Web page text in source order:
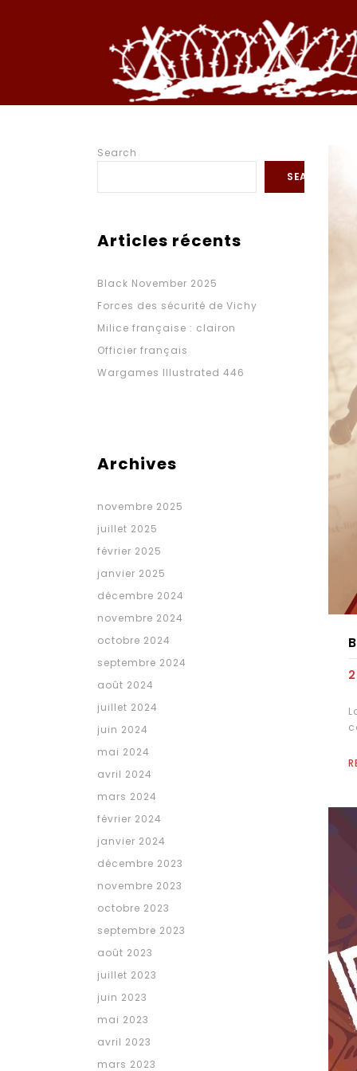
Search
SEARCH
Articles récents
Black November 2025
Forces des sécurité de Vichy
Milice française : clairon
Officier français
Wargames Illustrated 446
Archives
novembre 2025
juillet 2025
février 2025
janvier 2025
décembre 2024
novembre 2024
octobre 2024
septembre 2024
août 2024
juillet 2024
juin 2024
mai 2024
avril 2024
mars 2024
février 2024
janvier 2024
décembre 2023
novembre 2023
octobre 2023
septembre 2023
août 2023
juillet 2023
juin 2023
mai 2023
avril 2023
mars 2023